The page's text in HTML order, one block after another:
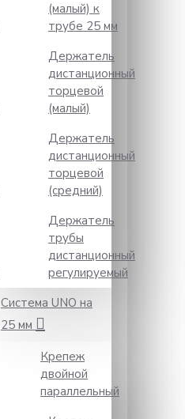
(малый) к
трубе 25 мм
Держатель
дистанционный
торцевой
(малый)
Держатель
дистанционный
торцевой
(средний)
Держатель
трубы
дистанционный
регулируемый
Система UNO на
25 мм
Крепеж
двойной
параллельный